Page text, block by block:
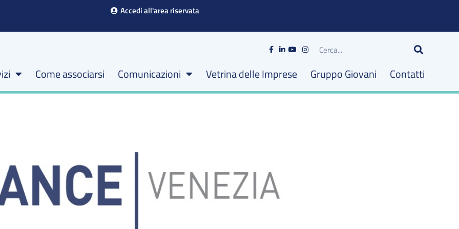
Accedi all'area riservata
Come associarsi Comunicazioni Vetrina delle Imprese Gruppo Giovani Contatti